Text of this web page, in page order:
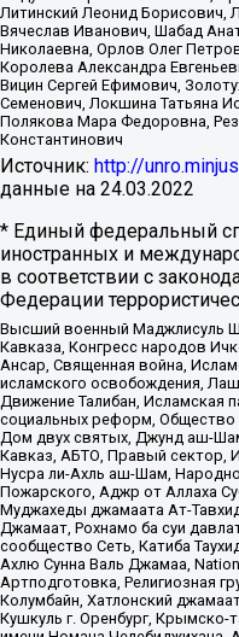
Литинский Леонид Борисович,
Вячеслав Иванович, Шабад
Николаевна, Орлов Олег
Королева Александра
Вицин Сергей Ефимович,
Семенович, Локшина Татьяна
Полякова Мара Федоровна,
Константинович
Источник: http://
данные на 24.03.2022
* Единый федеральный
иностранных и
в соответствии с
Федерации
Высший военный Маджлисуль
Кавказа, Конгресс народов
Ансар, Священная война,
исламского освобождения,
Движение Талибан, Исламская
социальных реформ, Общество
Дом двух святых, Джунд аш-
Кавказ, АБТО, Правый сектор,
Нусра ли-Ахль аш-Шам,
Пожарского, Аджр от Аллаха
Муджахеды джамаата Ат-
Джамаат, Рохнамо ба суи
сообщество Сеть, Катиба
Ахлю Сунна Валь Джамаа,
Артподготовка, Религиозная
Колумбайн, Хатлонский
Кушкуль г. Оренбург, Крымско-